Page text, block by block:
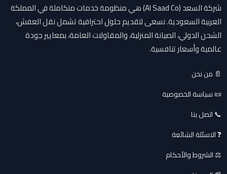
شركة السعد (Al Saad Co) هي منظومة خدمات متكاملة في المملكة
العربية السعودية. نسعى لتقديم حلول احترافية تشمل نقل العفش،
الشحن الدولي، الصيانة المنزلية، والمقاولات العامة، بمعايير جودة
عالمية وأسعار تنافسية.
📄 من نحن
📜 سياسة الخصوصية
📞 اتصل بنا
❓ الاسئلة الشائعة
⚖️ الشروط والأحكام